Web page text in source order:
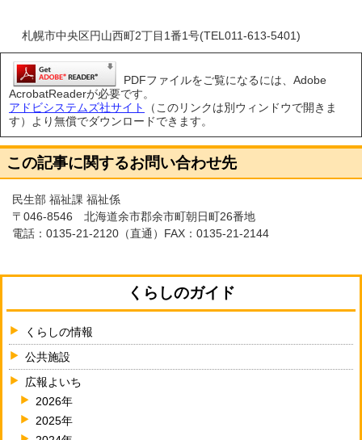
札幌市中央区円山西町2丁目1番1号(TEL011-613-5401)
PDFファイルをご覧になるには、Adobe
AcrobatReaderが必要です。
アドビシステムズ社サイト
（このリンクは別ウィンドウで開きま
す）より無償でダウンロードできます。
この記事に関するお問い合わせ先
民生部 福祉課 福祉係
〒046-8546 北海道余市郡余市町朝日町26番地
電話： 0135-21-2120 （直通）FAX：0135-21-2144
くらしのガイド
くらしの情報
公共施設
広報よいち
2026年
2025年